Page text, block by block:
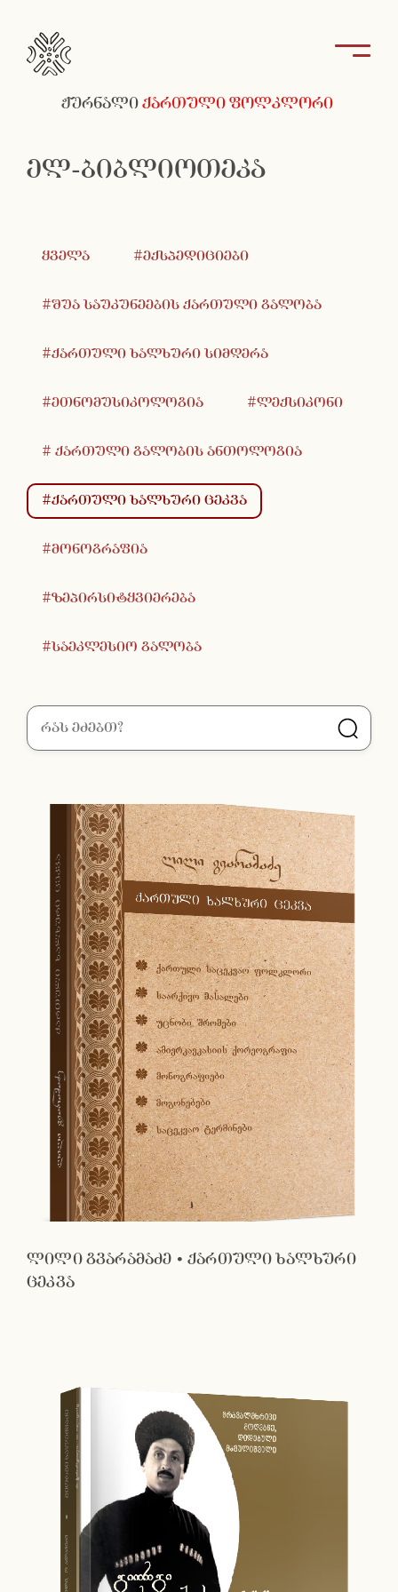
ჟურნალიქართული ფოლკლორი
ელ-ბიბლიოთეკა
ყველა #ექსპედიციები
#შუა საუკუნეების ქართული გალობა
#ქართული ხალხური სიმღერა
#ეთნომუსიკოლოგია #ლექსიკონი
# ქართული გალობის ანთოლოგია
#ქართული ხალხური ცეკვა
#მონოგრაფია
#ზეპირსიტყვიერება
#საეკლესიო გალობა
ლილი გვარამაძე • ქართული ხალხური
ცეკვა